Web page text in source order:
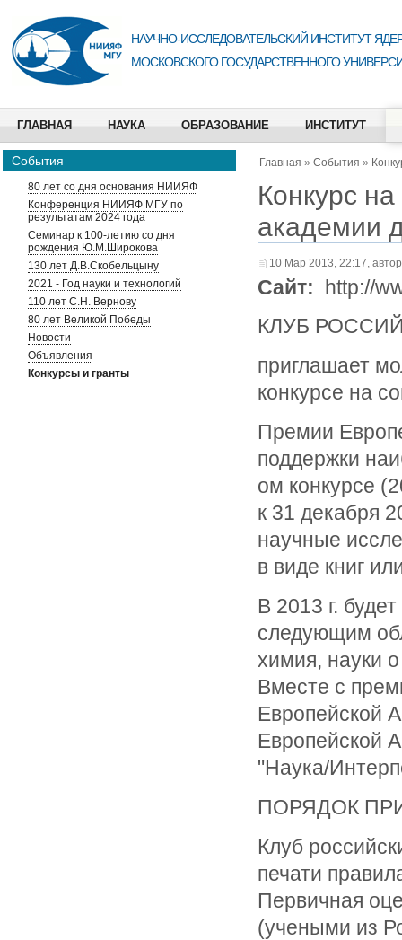
НАУЧНО-ИССЛЕДОВАТЕЛЬСКИЙ ИНСТИТУТ
МОСКОВСКОГО ГОСУДАРСТВЕННОГО
ГЛАВНАЯ НАУКА ОБРАЗОВАНИЕ ИНСТИТУТ
События
80 лет со дня основания НИИЯФ
Конференция НИИЯФ МГУ по
результатам 2024 года
Семинар к 100-летию со дня
рождения Ю.М.Широкова
130 лет Д.В.Скобельцыну
2021 - Год науки и технологий
110 лет С.Н. Вернову
80 лет Великой Победы
Новости
Объявления
Конкурсы и гранты
Главная » События »
Конкурс
академии
10 Мар 2013, 22:17,
Сайт: http://
КЛУБ
приглашает
конкурсе на
Премии
поддержки
ом конкурсе
к 31 декабря
научные
в виде книг
В 2013 г.
следующим
химия, науки
Вместе с
Европейской
Европейской
"Наука/
ПОРЯДОК
Клуб
печати
Первичная
(учеными из